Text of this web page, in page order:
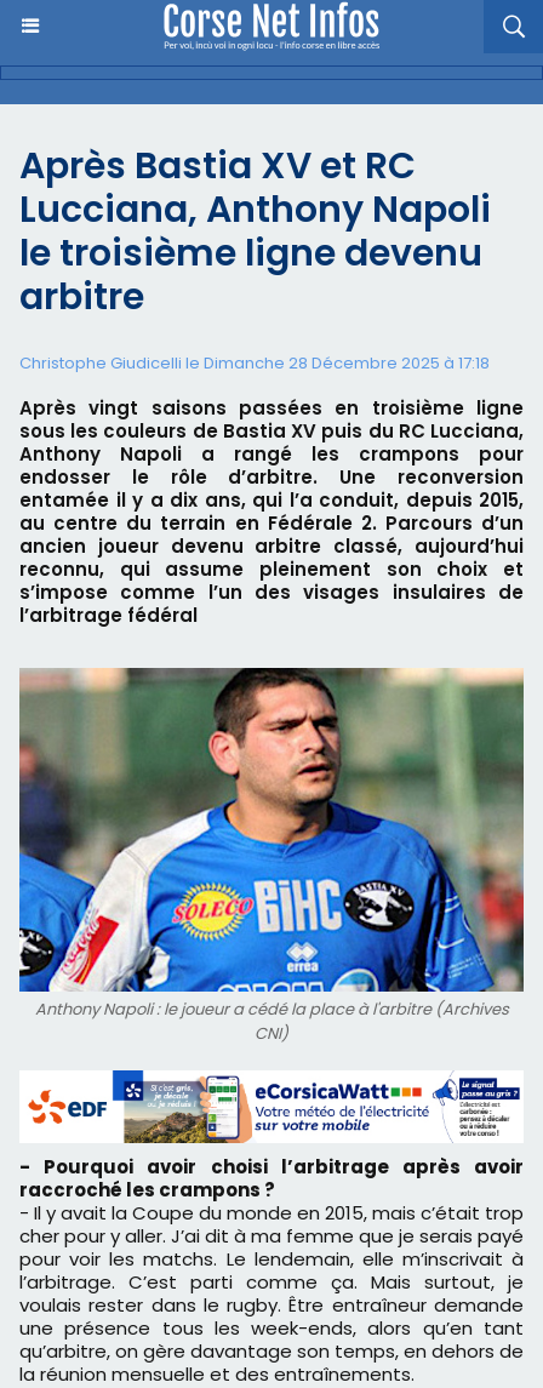
Après Bastia XV et RC
Lucciana, Anthony Napoli
le troisième ligne devenu
arbitre
Christophe Giudicelli le Dimanche 28 Décembre 2025 à 17:18
Après vingt saisons passées en troisième ligne
sous les couleurs de Bastia XV puis du RC Lucciana,
Anthony Napoli a rangé les crampons pour
endosser le rôle d’arbitre. Une reconversion
entamée il y a dix ans, qui l’a conduit, depuis 2015,
au centre du terrain en Fédérale 2. Parcours d’un
ancien joueur devenu arbitre classé, aujourd’hui
reconnu, qui assume pleinement son choix et
s’impose comme l’un des visages insulaires de
l’arbitrage fédéral
Anthony Napoli : le joueur a cédé la place à l'arbitre (Archives
CNI)
- Pourquoi avoir choisi l’arbitrage après avoir
raccroché les crampons ?
- Il y avait la Coupe du monde en 2015, mais c’était trop
cher pour y aller. J’ai dit à ma femme que je serais payé
pour voir les matchs. Le lendemain, elle m’inscrivait à
l’arbitrage. C’est parti comme ça. Mais surtout, je
voulais rester dans le rugby. Être entraîneur demande
une présence tous les week-ends, alors qu’en tant
qu’arbitre, on gère davantage son temps, en dehors de
la réunion mensuelle et des entraînements.